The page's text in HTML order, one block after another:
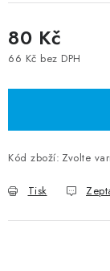
80 Kč
66 Kč bez DPH
Kód zboží: Zvolte
Tisk